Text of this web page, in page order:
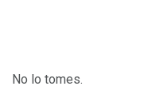
No lo tomes.